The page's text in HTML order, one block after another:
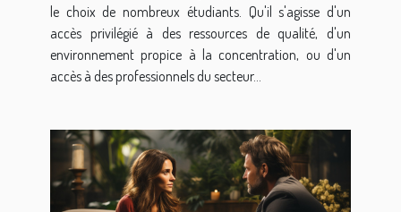
le choix de nombreux étudiants. Qu'il s'agisse d'un
accès privilégié à des ressources de qualité, d'un
environnement propice à la concentration, ou d'un
accès à des professionnels du secteur...